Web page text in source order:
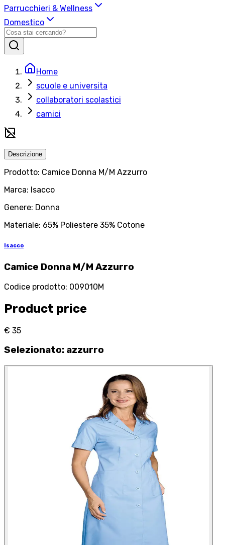
Parrucchieri & Wellness
Domestico
Home
scuole e universita
collaboratori scolastici
camici
Descrizione
Prodotto: Camice Donna M/M Azzurro
Marca: Isacco
Genere: Donna
Materiale: 65% Poliestere 35% Cotone
Isacco
Camice Donna M/M Azzurro
Codice prodotto: 009010M
Product price
€ 35
Selezionato: azzurro